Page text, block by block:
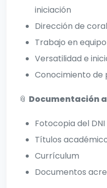
iniciación
Dirección de
Trabajo en
Versatilidad e
Conocimiento de
📎 Documentación
Fotocopia del DNI
Títulos
Currículum
Documentos